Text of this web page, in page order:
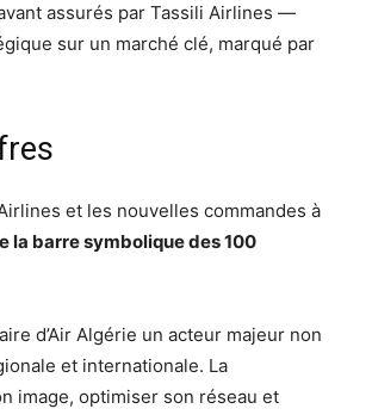
assurés par Tassili Airlines —
sur un marché clé, marqué par
et les nouvelles commandes à
la barre symbolique des 100
d’Air Algérie un acteur majeur non
et internationale. La
image, optimiser son réseau et